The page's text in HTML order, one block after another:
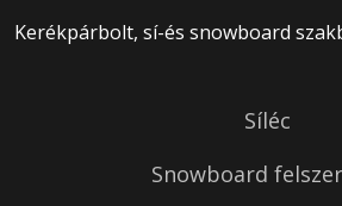
Kerékpárbolt, sí-és snowboard
Síléc
Snowboard